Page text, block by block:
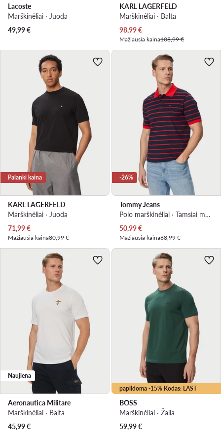
Lacoste
Marškinėliai · Juoda
49,99€
KARL LAGERFELD
Marškinėliai · Balta
Dabartinė kaina
98,99€
Mažiausia kaina108,99 €
Palanki kaina
KARL LAGERFELD
Marškinėliai · Juoda
Dabartinė kaina
71,99€
Mažiausia kaina80,99 €
-26%
Tommy Jeans
Polo marškinėliai · Tamsiai mėlyna
Dabartinė kaina
50,99€
Mažiausia kaina68,99 €
Naujiena
Aeronautica Militare
Marškinėliai · Balta
45,99€
papildoma -15% Kodas: LAST
BOSS
Marškinėliai · Žalia
59,99€